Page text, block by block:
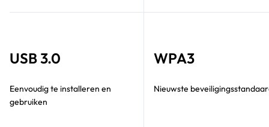
USB 3.0
Eenvoudig te installeren en
gebruiken
WPA3
Nieuwste